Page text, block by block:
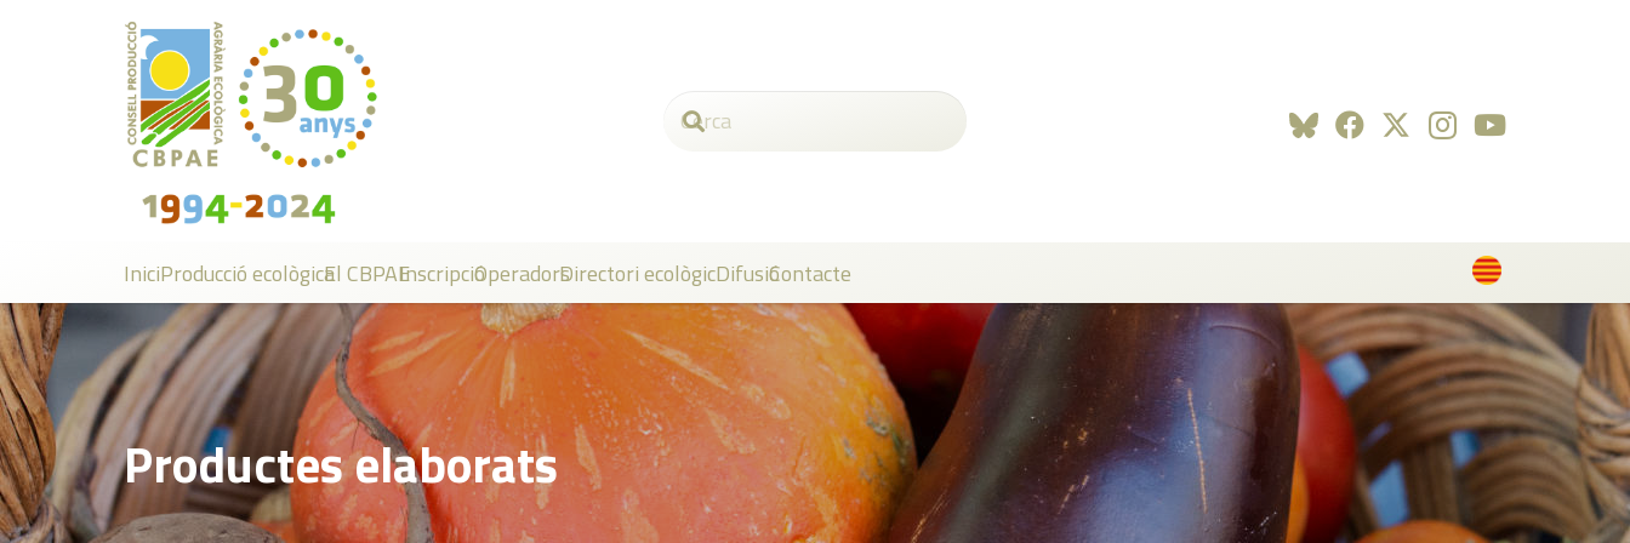
IniciProducció ecològicaEl CBPAEInscripcióOperadorsDirectori ecològicDifusióContacte
Productes elaborats